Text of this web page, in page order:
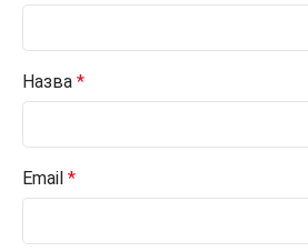
Назва *
Email *